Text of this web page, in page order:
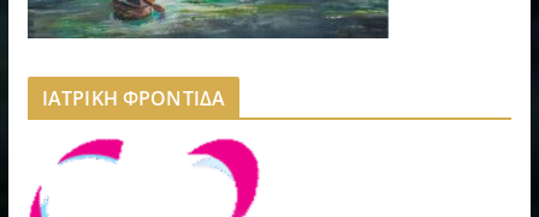
ΙΑΤΡΙΚΗ ΦΡΟΝΤΙΔΑ